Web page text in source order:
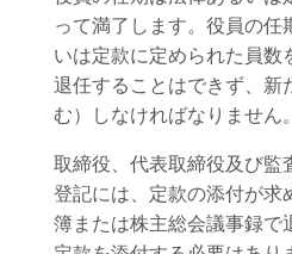
って満了します。役員の任
いは定款に定められた員数
退任することはできず、新
む）しなければなりません。
取締役、代表取締役及び監
登記には、定款の添付が求
簿または株主総会議事録で